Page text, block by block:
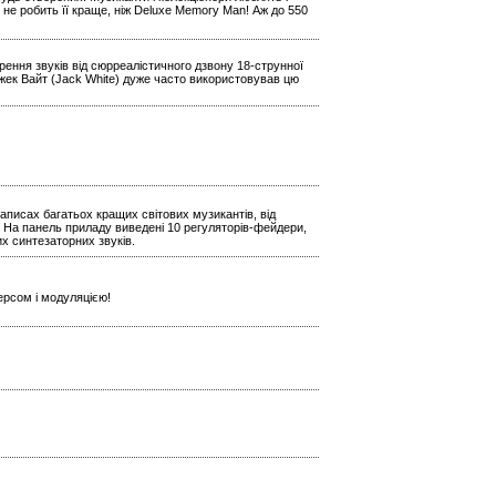
робить її краще, ніж Deluxe Memory Man! Аж до 550
звуків від сюрреалістичного дзвону 18-струнної
Вайт (Jack White) дуже часто використовував цю
багатьох кращих світових музикантів, від
панель приладу виведені 10 регуляторів-фейдери,
звуків.
і модуляцією!